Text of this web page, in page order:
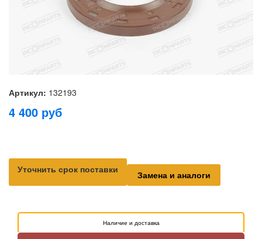
Артикул: 132193
4 400 руб
Уточнить срок поставки Замена и аналоги
Наличие и доставка